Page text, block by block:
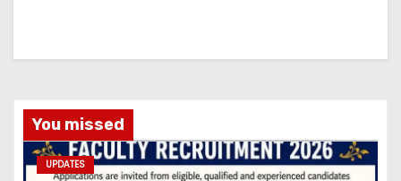
You missed
UPDATES